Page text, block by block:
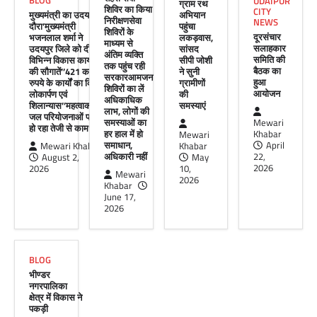
अंतिम पायदान पर बैठे व्यक्ति तक योजनाओं का लाभ
पहुंचाने और उसे मुख्यधारा…
Facebook
Email
WhatsApp
Reddit
Share
UDAIPUR CITY NEWS
दूरसंचार सलाहकार समिति की बैठक का
हुआ आयोजन
Mewari Khabar April 22, 2026
मेवाड़ी खबर@उदयपुर।दूर संचार सलाहकार समिति की
बैठक बुधवार को भारत संचार निगम लिमिटेड बीएसएनएल
मुख्यमंत्री का उदयपुर
दौरा’मुख्यमंत्री
भजनलाल शर्मा ने
उदयपुर जिले को दी
विभिन्न विकास कार्यों
की सौगातें’’421 करोड़
रुपये के कार्यों का किया
लोकार्पण एवं
शिलान्यास’’महत्वाकांक्षी
जल परियोजनाओं पर
हो रहा तेजी से काम’
Mewari Khabar
August 2,
2026
शिविर का किया
निरीक्षणसेवा
शिविरों के
माध्यम से
अंतिम व्यक्ति
तक पहुंच रही
सरकारआमजन
शिविरों का लें
अधिकाधिक
लाभ, लोगों की
समस्याओं का
हर हाल में हो
समाधान,
अधिकारी नहीं
Mewari
Khabar
June 17,
2026
ग्राम रथ
अभियान
पहुंचा
लकड़वास,
सांसद
सीपी जोशी
ने सुनी
ग्रामीणों
की
समस्याएं
Mewari
Khabar
May
10,
2026
CITY
NEWS
दूरसंचार
सलाहकार
समिति की
बैठक का
हुआ
आयोजन
Mewari
Khabar
April
22,
2026
BLOG
भीण्डर
नगरपालिका
क्षेत्र में विकास ने
पकड़ी